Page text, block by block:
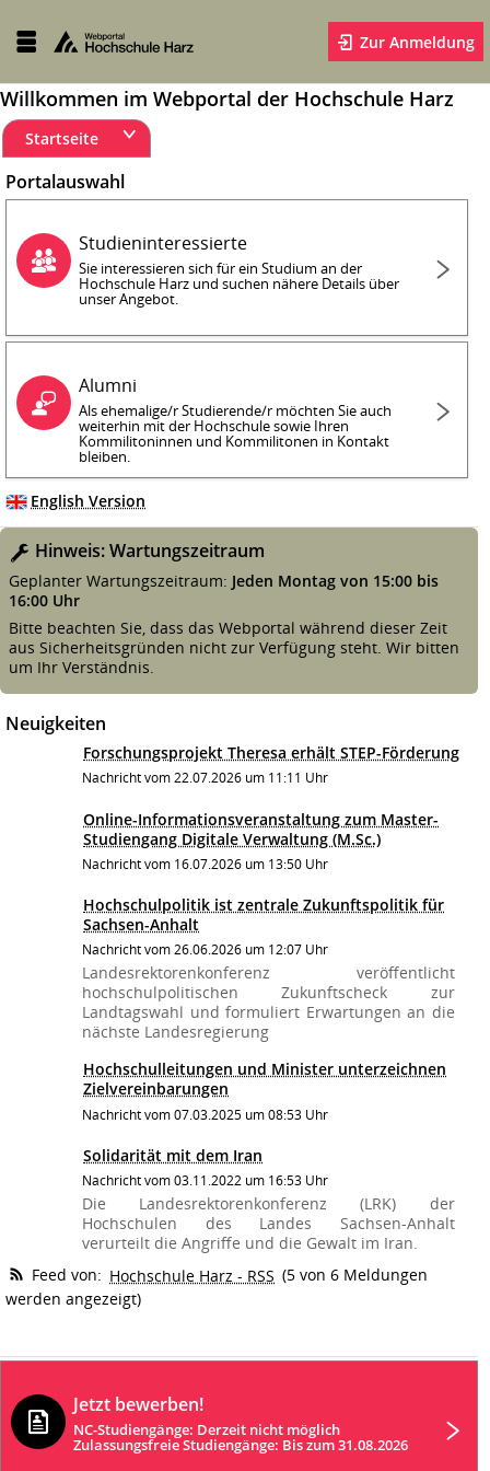
Zur Anmeldung
Willkommen im Webportal der Hochschule Harz
Startseite
Portalauswahl
Studieninteressierte
Sie interessieren sich für ein Studium an der
Hochschule Harz und suchen nähere Details über
unser Angebot.
Alumni
Als ehemalige/r Studierende/r möchten Sie auch
weiterhin mit der Hochschule sowie Ihren
Kommilitoninnen und Kommilitonen in Kontakt
bleiben.
English Version
Hinweis: Wartungszeitraum
Geplanter Wartungszeitraum: Jeden Montag von 15:00 bis
16:00 Uhr
Bitte beachten Sie, dass das Webportal während dieser Zeit
aus Sicherheitsgründen nicht zur Verfügung steht. Wir bitten
um Ihr Verständnis.
Neuigkeiten
Jetzt bewerben!
NC-Studiengänge: Derzeit nicht möglich
Zulassungsfreie Studiengänge: Bis zum 31.08.2026